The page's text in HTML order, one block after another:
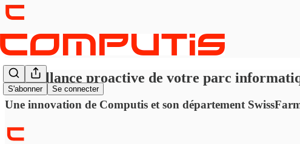
S'abonner Se connecter
Surveillance proactive de votre parc
Une innovation de Computis et son département